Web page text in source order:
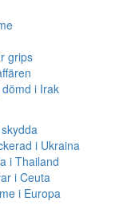
grips
i Irak
i Ukraina
i Thailand
i Ceuta
i Europa